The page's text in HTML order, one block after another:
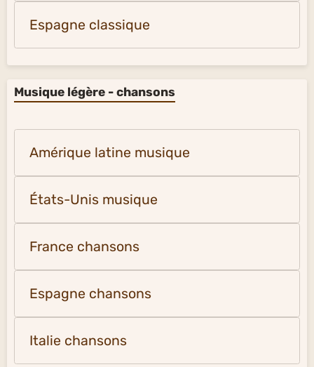
Espagne classique
Musique légère - chansons
Amérique latine musique
États-Unis musique
France chansons
Espagne chansons
Italie chansons